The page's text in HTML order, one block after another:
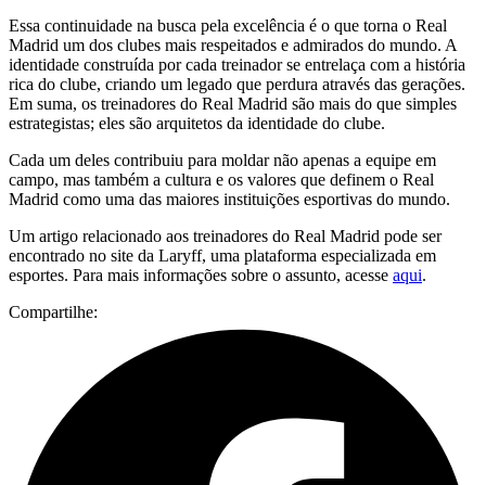
Essa continuidade na busca pela excelência é o que torna o Real
Madrid um dos clubes mais respeitados e admirados do mundo. A
identidade construída por cada treinador se entrelaça com a história
rica do clube, criando um legado que perdura através das gerações.
Em suma, os treinadores do Real Madrid são mais do que simples
estrategistas; eles são arquitetos da identidade do clube.
Cada um deles contribuiu para moldar não apenas a equipe em
campo, mas também a cultura e os valores que definem o Real
Madrid como uma das maiores instituições esportivas do mundo.
Um artigo relacionado aos treinadores do Real Madrid pode ser
encontrado no site da Laryff, uma plataforma especializada em
esportes. Para mais informações sobre o assunto, acesse aqui.
Compartilhe: